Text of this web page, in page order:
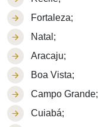
Fortaleza;
Natal;
Aracaju;
Boa Vista;
Campo Grande;
Cuiabá;